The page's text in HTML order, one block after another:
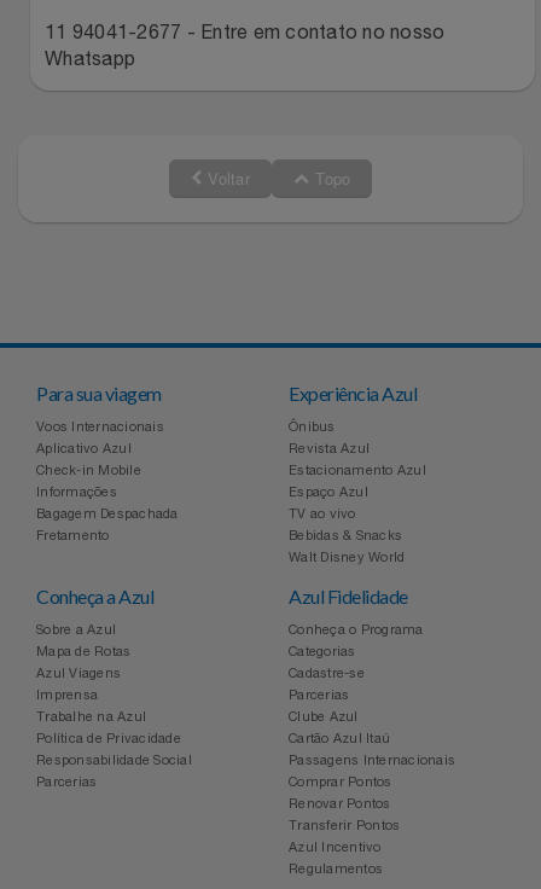
Relógios
Saúde E Bem-Estar
Stanley Pmi
The Bar
Weconnect
11 94041-2677 - Entre em contato no nosso
Whatsapp
Voltar Topo
Para sua viagem
Voos Internacionais
Aplicativo Azul
Check-in Mobile
Informações
Bagagem Despachada
Fretamento
Experiência Azul
Ônibus
Revista Azul
Estacionamento Azul
Espaço Azul
TV ao vivo
Bebidas & Snacks
Walt Disney World
Conheça a Azul
Sobre a Azul
Mapa de Rotas
Azul Viagens
Imprensa
Trabalhe na Azul
Política de Privacidade
Responsabilidade Social
Parcerias
Azul Fidelidade
Conheça o Programa
Categorias
Cadastre-se
Parcerias
Clube Azul
Cartão Azul Itaú
Passagens Internacionais
Comprar Pontos
Renovar Pontos
Transferir Pontos
Azul Incentivo
Regulamentos